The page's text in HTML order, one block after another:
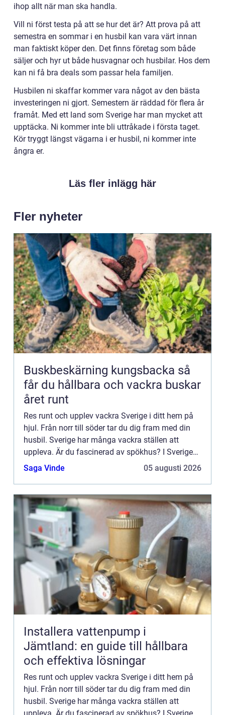
ihop allt när man ska handla.
Vill ni först testa på att se hur det är? Att prova på att
semestra en sommar i en husbil kan vara värt innan
man faktiskt köper den. Det finns företag som både
säljer och hyr ut både husvagnar och husbilar. Hos dem
kan ni få bra deals som passar hela familjen.
Husbilen ni skaffar kommer vara något av den bästa
investeringen ni gjort. Semestern är räddad för flera år
framåt. Med ett land som Sverige har man mycket att
upptäcka. Ni kommer inte bli uttråkade i första taget.
Kör tryggt längst vägarna i er husbil, ni kommer inte
ångra er.
Läs fler inlägg här
Fler nyheter
Buskbeskärning kungsbacka så
får du hållbara och vackra buskar
året runt
Res runt och upplev vackra Sverige i ditt hem på
hjul. Från norr till söder tar du dig fram med din
husbil. Sverige har många vackra ställen att
uppleva. Är du fascinerad av spökhus? I Sverige
hittar man flera byggnader som det sägs spöka i.
Saga Vinde 05 augusti 2026
Installera vattenpump i
Jämtland: en guide till hållbara
och effektiva lösningar
Res runt och upplev vackra Sverige i ditt hem på
hjul. Från norr till söder tar du dig fram med din
husbil. Sverige har många vackra ställen att